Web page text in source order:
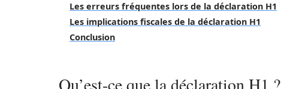
Les erreurs fréquentes lors de la déclaration H1
Les implications fiscales de la déclaration H1
Conclusion
Qu’est-ce que la déclaration H1 ?